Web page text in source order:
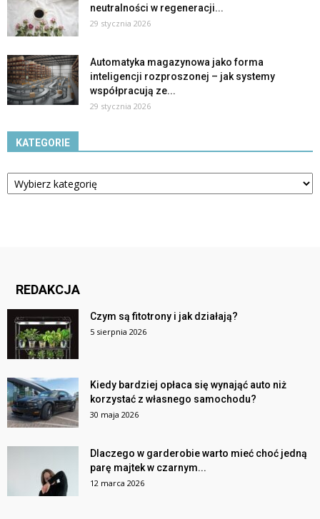
neutralności w regeneracji...
29 stycznia 2026
Automatyka magazynowa jako forma
inteligencji rozproszonej – jak systemy
współpracują ze...
29 stycznia 2026
KATEGORIE
Kategorie
REDAKCJA
Czym są fitotrony i jak działają?
5 sierpnia 2026
Kiedy bardziej opłaca się wynająć auto niż
korzystać z własnego samochodu?
30 maja 2026
Dlaczego w garderobie warto mieć choć jedną
parę majtek w czarnym...
12 marca 2026